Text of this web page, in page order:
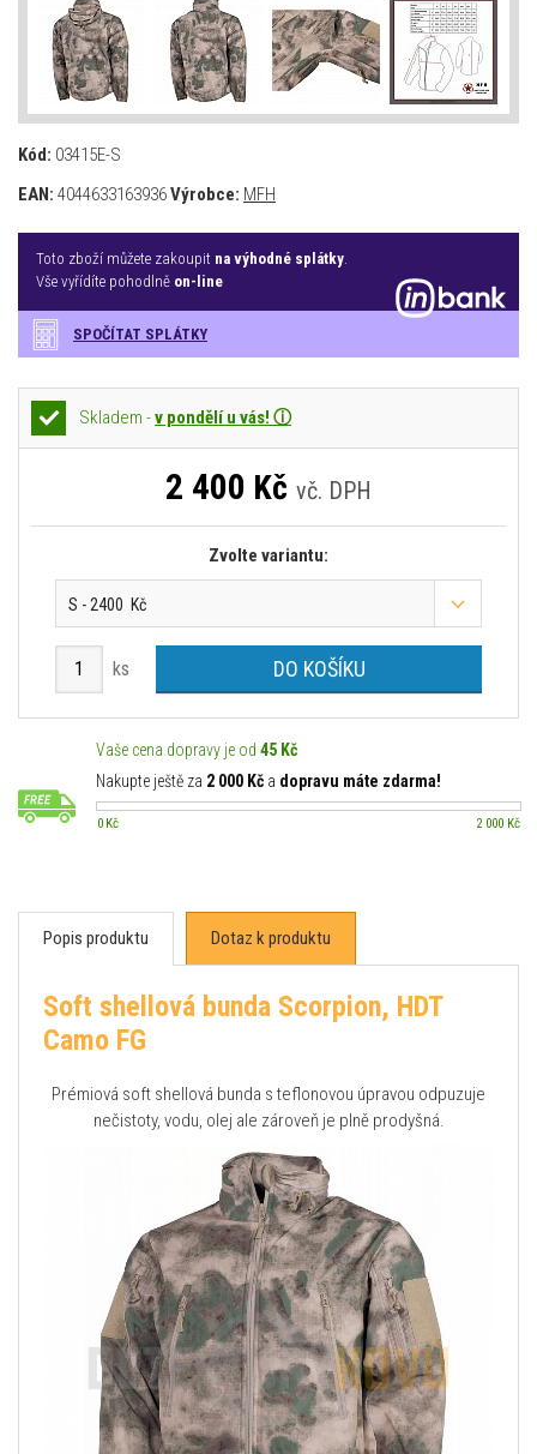
Kód: 03415E-S
EAN: 4044633163936Výrobce: MFH
Toto zboží můžete zakoupit na výhodné splátky.
Vše vyřídíte pohodlně on-line
SPOČÍTAT SPLÁTKY
Skladem -v pondělí u vás! ⓘ
2 400 Kč vč. DPH
Zvolte variantu:
S - 2400 Kč
ks DO KOŠÍKU
Vaše cena dopravy je od 45 Kč
Nakupte ještě za 2 000 Kč a dopravu máte zdarma!
0 Kč 2 000 Kč
Popis produktu Dotaz k produktu
Soft shellová bunda Scorpion, HDT
Camo FG
Prémiová soft shellová bunda s teflonovou úpravou odpuzuje
nečistoty, vodu, olej ale zároveň je plně prodyšná.